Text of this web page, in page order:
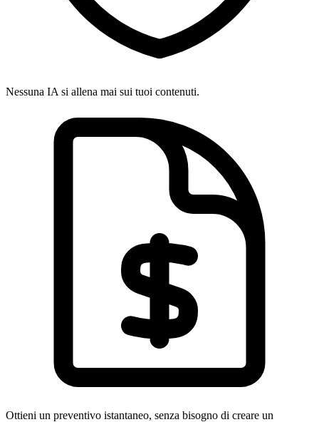
Nessuna IA si allena mai sui tuoi contenuti.
Ottieni un preventivo istantaneo, senza bisogno di creare un